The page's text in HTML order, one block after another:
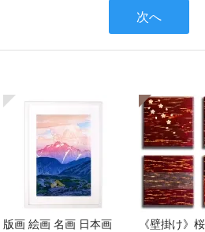
次へ
版画 絵画 名画 日本画
《壁掛け》